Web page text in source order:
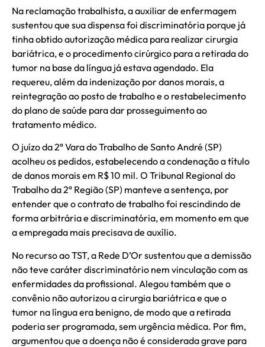
Na reclamação trabalhista, a auxiliar de enfermagem
sustentou que sua dispensa foi discriminatória porque já
tinha obtido autorização médica para realizar cirurgia
bariátrica, e o procedimento cirúrgico para a retirada do
tumor na base da língua já estava agendado. Ela
requereu, além da indenização por danos morais, a
reintegração ao posto de trabalho e o restabelecimento
do plano de saúde para dar prosseguimento ao
tratamento médico.
O juízo da 2ª Vara do Trabalho de Santo André (SP)
acolheu os pedidos, estabelecendo a condenação a título
de danos morais em R$ 10 mil. O Tribunal Regional do
Trabalho da 2ª Região (SP) manteve a sentença, por
entender que o contrato de trabalho foi rescindindo de
forma arbitrária e discriminatória, em momento em que
a empregada mais precisava de auxílio.
No recurso ao TST, a Rede D’Or sustentou que a demissão
não teve caráter discriminatório nem vinculação com as
enfermidades da profissional. Alegou também que o
convênio não autorizou a cirurgia bariátrica e que o
tumor na língua era benigno, de modo que a retirada
poderia ser programada, sem urgência médica. Por fim,
argumentou que a doença não é considerada grave para